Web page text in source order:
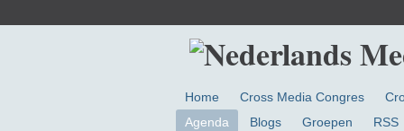
Home Cross Media Congres
Agenda
Blogs Groepen RSS